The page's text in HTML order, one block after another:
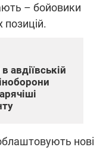
– бойовики
авдіївській
нові